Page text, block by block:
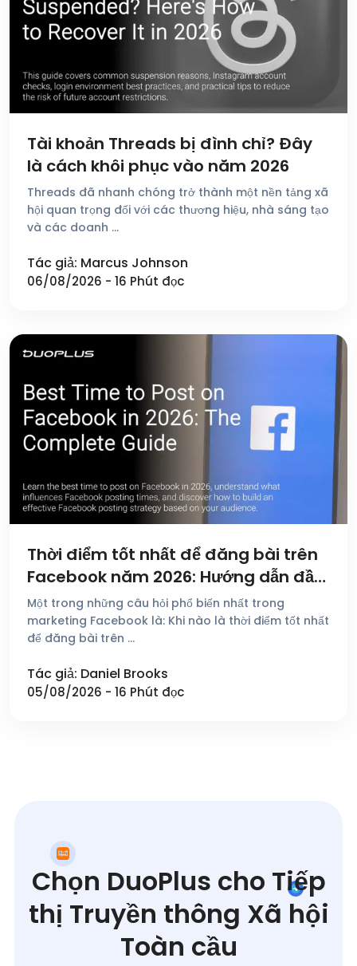
Tài khoản Threads bị đình chỉ? Đây
là cách khôi phục vào năm 2026
Threads đã nhanh chóng trở thành một nền tảng xã
hội quan trọng đối với các thương hiệu, nhà sáng tạo
và các doanh …
Tác giả: Marcus Johnson
06/08/2026 - 16 Phút đọc
Thời điểm tốt nhất để đăng bài trên
Facebook năm 2026: Hướng dẫn đầy
đủ
Một trong những câu hỏi phổ biến nhất trong
marketing Facebook là: Khi nào là thời điểm tốt nhất
để đăng bài trên …
Tác giả: Daniel Brooks
05/08/2026 - 16 Phút đọc
Chọn DuoPlus cho Tiếp
thị Truyền thông Xã hội
Toàn cầu